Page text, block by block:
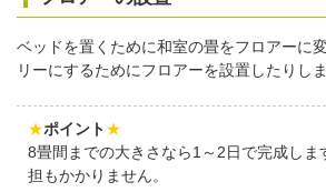
ベッドを置くために和室の畳をフロアーに
リーにするためにフロアーを設置したりしま
★ポイント★
8畳間までの大きさなら1～2日で完成しま
担もかかりません。